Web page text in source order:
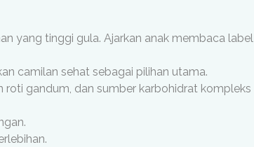
yang tinggi gula. Ajarkan anak membaca label
camilan sehat sebagai pilihan utama.
roti gandum, dan sumber karbohidrat kompleks